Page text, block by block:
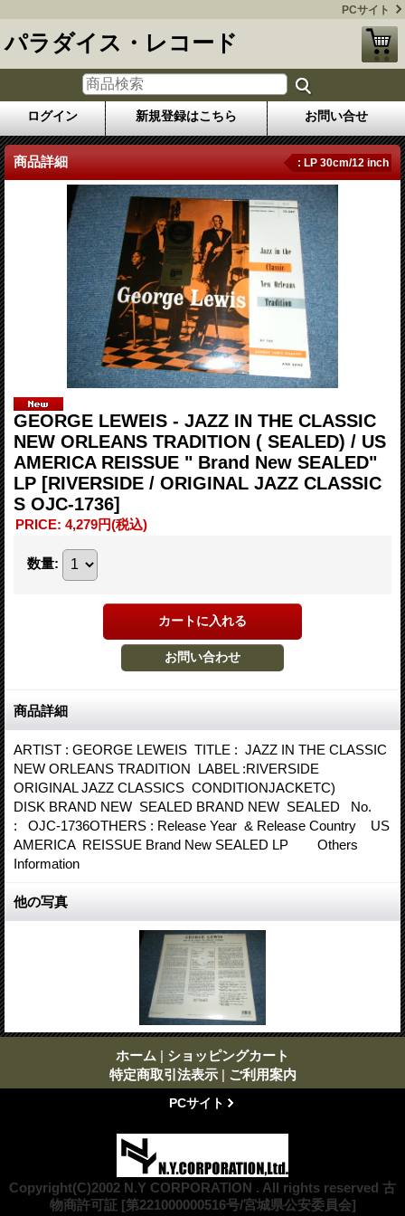
PCサイト
パラダイス・レコード
ログイン 新規登録はこちら お問い合せ
商品詳細 : LP 30cm/12 inch
GEORGE LEWEIS - JAZZ IN THE CLASSIC
NEW ORLEANS TRADITION ( SEALED) / US
AMERICA REISSUE " Brand New SEALED"
LP [RIVERSIDE / ORIGINAL JAZZ CLASSIC
S OJC-1736]
PRICE: 4,279円(税込)
数量:
商品詳細
ARTIST : GEORGE LEWEIS TITLE : JAZZ IN THE CLASSIC
NEW ORLEANS TRADITION LABEL :RIVERSIDE
ORIGINAL JAZZ CLASSICS CONDITIONJACKETC)
DISK BRAND NEW SEALED BRAND NEW SEALED No.
: OJC-1736OTHERS : Release Year & Release Country US
AMERICA REISSUE Brand New SEALED LP Others
Information
他の写真
ホーム | ショッピングカート
特定商取引法表示 | ご利用案内
PCサイト
Copyright(C)2002 N.Y CORPORATION . All rights reserved 古
物商許可証 [第221000000516号/宮城県公安委員会]